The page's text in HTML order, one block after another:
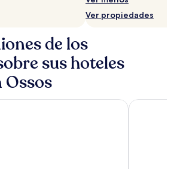
Ver propiedades
de los
sus hoteles
Hotel